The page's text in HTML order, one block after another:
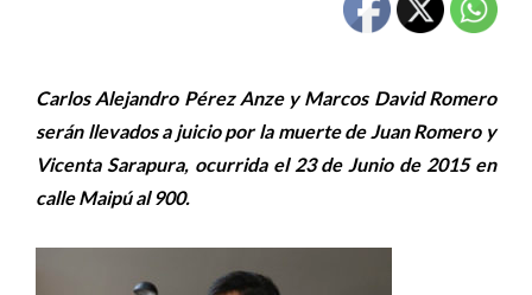
Carlos Alejandro Pérez Anze y Marcos David Romero
serán llevados a juicio por la muerte de Juan Romero y
Vicenta Sarapura, ocurrida el 23 de Junio de 2015 en
calle Maipú al 900.